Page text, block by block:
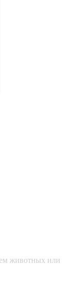
животных или